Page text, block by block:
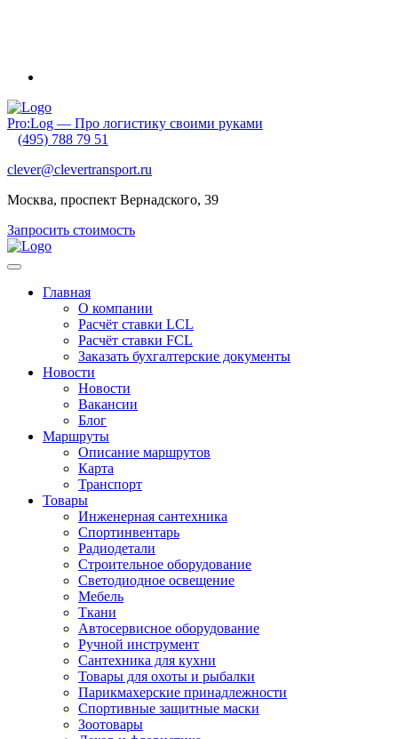
Pro:Log — Про логистику своими руками
(495) 788 79 51
clever@clevertransport.ru
Москва, проспект Вернадского, 39
Запросить стоимость
Главная
О компании
Расчёт ставки LCL
Расчёт ставки FСL
Заказать бухгалтерские документы
Новости
Новости
Вакансии
Блог
Маршруты
Описание маршрутов
Карта
Транспорт
Товары
Инженерная сантехника
Спортинвентарь
Радиодетали
Строительное оборудование
Светодиодное освещение
Мебель
Ткани
Автосервисное оборудование
Ручной инструмент
Сантехника для кухни
Товары для охоты и рыбалки
Парикмахерские принадлежности
Спортивные защитные маски
Зоотовары